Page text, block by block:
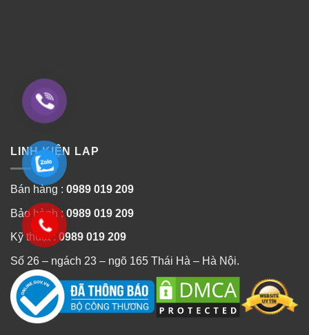
LINH KIỆN LAP
Bán hàng : 0989 019 209
Bảo hành :0989 019 209
Kỹ thuật : 0989 019 209
Số 26 – ngách 23 – ngõ 165 Thái Hà – Hà Nội.